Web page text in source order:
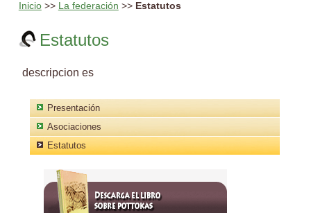
Inicio>> La federación >> Estatutos
Estatutos
descripcion es
Presentación
Asociaciones
Estatutos